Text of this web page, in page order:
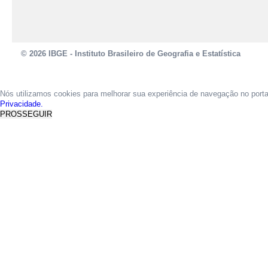
© 2026 IBGE - Instituto Brasileiro de Geografia e Estatística
Nós utilizamos cookies para melhorar sua experiência de navegação no
Privacidade.
PROSSEGUIR